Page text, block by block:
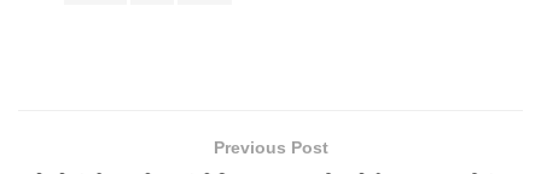
Previous Post